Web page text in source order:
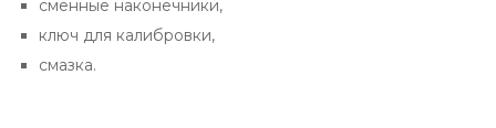
сменные наконечники,
ключ для калибровки,
смазка.